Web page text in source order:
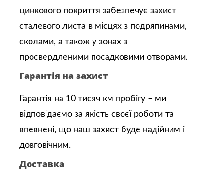
цинкового покриття забезпечує захист
сталевого листа в місцях з подряпинами,
сколами, а також у зонах з
просвердленими посадковими отворами.
Гарантія на захист
Гарантія на 10 тисяч км пробігу – ми
відповідаємо за якість своєї роботи та
впевнені, що наш захист буде надійним і
довговічним.
Доставка